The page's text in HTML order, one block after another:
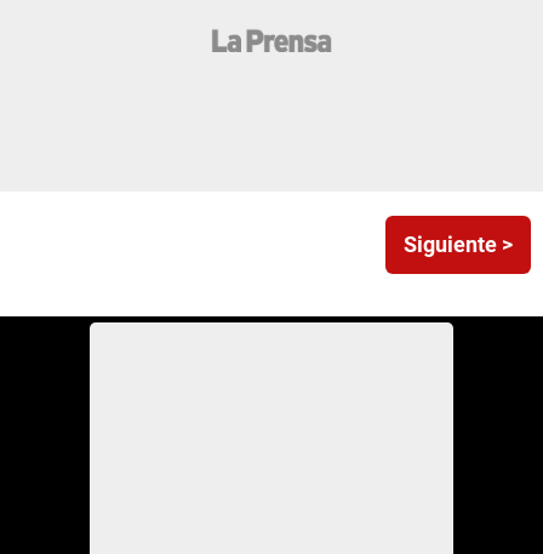
Siguiente >